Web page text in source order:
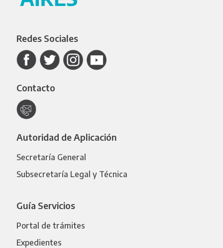
Redes Sociales
Contacto
Autoridad de Aplicación
Secretaría General
Subsecretaría Legal y Técnica
Guía Servicios
Portal de trámites
Expedientes